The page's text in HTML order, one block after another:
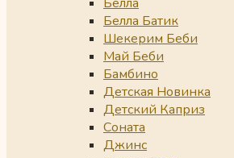
Белла Батик
Шекерим Беби
Май Беби
Бамбино
Детская Новинка
Детский Каприз
Соната
Джинс